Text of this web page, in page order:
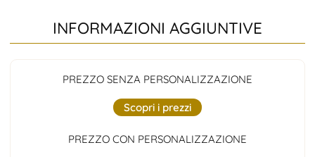
INFORMAZIONI AGGIUNTIVE
PREZZO SENZA PERSONALIZZAZIONE
Scopri i prezzi
PREZZO CON PERSONALIZZAZIONE